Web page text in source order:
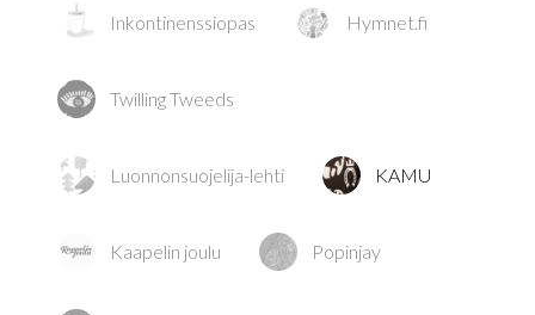
Inkontinenssiopas Hymnet.fi
Twilling Tweeds
Luonnonsuojelija-lehti KAMU
Kaapelin joulu Popinjay